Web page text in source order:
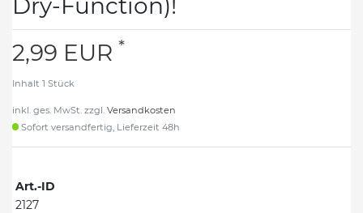
2,99 EUR *
Inhalt 1 Stück
inkl. ges. MwSt. zzgl. Versandkosten
Sofort versandfertig, Lieferzeit 48h
Art.-ID
2127